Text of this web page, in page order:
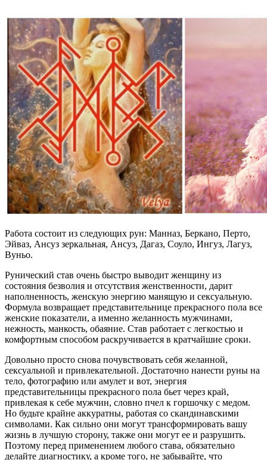
Работа состоит из следующих рун: Манназ, Беркано, Перто,
Эйваз, Ансуз зеркальная, Ансуз, Дагаз, Соуло, Ингуз, Лагуз,
Вуньо.
Рунический став очень быстро выводит женщину из
состояния безволия и отсутствия женственности, дарит
наполненность, женскую энергию манящую и сексуальную.
Формула возвращает представительнице прекрасного пола все
женские показатели, а именно желанность мужчинами,
нежность, манкость, обаяние. Став работает с легкостью и
комфортным способом раскручивается в кратчайшие сроки.
Довольно просто снова почувствовать себя желанной,
сексуальной и привлекательной. Достаточно нанести руны на
тело, фотографию или амулет и вот, энергия
представительницы прекрасного пола бьет через край,
привлекая к себе мужчин, словно пчел к горшочку с медом.
Но будьте крайне аккуратны, работая со скандинавскими
символами. Как сильно они могут трансформировать вашу
жизнь в лучшую сторону, также они могут ее и разрушить.
Поэтому перед применением любого става, обязательно
делайте диагностику, а кроме того, не забывайте, что